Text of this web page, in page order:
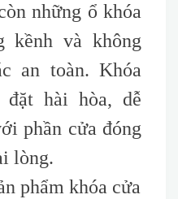
những ổ khóa
kềnh và không
an toàn. Khóa
hài hòa, dễ
phần cửa đóng
lòng.
phẩm khóa cửa